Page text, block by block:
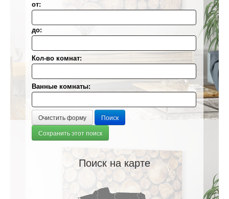
от:
до:
Кол-во комнат:
Ванные комнаты:
Очистить форму
Поиск
Сохранить этот поиск
Поиск на карте